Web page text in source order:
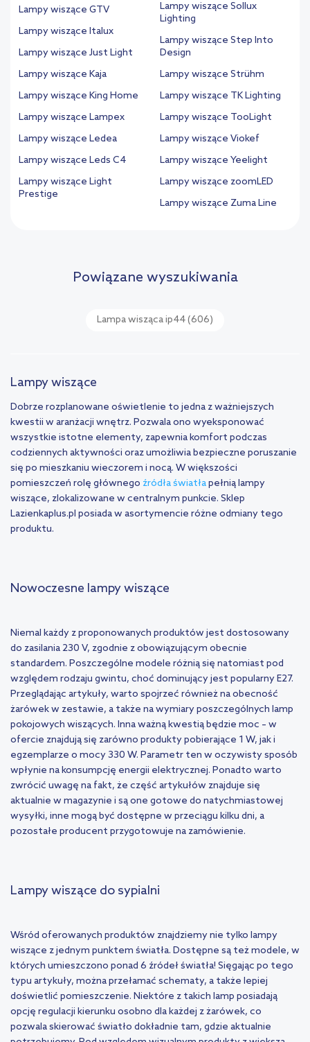
Lampy wiszące GTV
Lampy wiszące Italux
Lampy wiszące Just Light
Lampy wiszące Kaja
Lampy wiszące King Home
Lampy wiszące Lampex
Lampy wiszące Ledea
Lampy wiszące Leds C4
Lampy wiszące Light
Prestige
Lampy wiszące Sollux
Lighting
Lampy wiszące Step Into
Design
Lampy wiszące Strühm
Lampy wiszące TK Lighting
Lampy wiszące TooLight
Lampy wiszące Viokef
Lampy wiszące Yeelight
Lampy wiszące zoomLED
Lampy wiszące Zuma Line
Powiązane wyszukiwania
Lampa wisząca ip44(606)
Lampy wiszące
Dobrze rozplanowane oświetlenie to jedna z ważniejszych
kwestii w aranżacji wnętrz. Pozwala ono wyeksponować
wszystkie istotne elementy, zapewnia komfort podczas
codziennych aktywności oraz umożliwia bezpieczne poruszanie
się po mieszkaniu wieczorem i nocą. W większości
pomieszczeń rolę głównego źródła światłapełnią lampy
wiszące, zlokalizowane w centralnym punkcie. Sklep
Lazienkaplus.pl posiada w asortymencie różne odmiany tego
produktu.
Nowoczesne lampy wiszące
Niemal każdy z proponowanych produktów jest dostosowany
do zasilania 230 V, zgodnie z obowiązującym obecnie
standardem. Poszczególne modele różnią się natomiast pod
względem rodzaju gwintu, choć dominujący jest popularny E27.
Przeglądając artykuły, warto spojrzeć również na obecność
żarówek w zestawie, a także na wymiary poszczególnych lamp
pokojowych wiszących. Inna ważną kwestią będzie moc – w
ofercie znajdują się zarówno produkty pobierające 1 W, jak i
egzemplarze o mocy 330 W. Parametr ten w oczywisty sposób
wpłynie na konsumpcję energii elektrycznej. Ponadto warto
zwrócić uwagę na fakt, że część artykułów znajduje się
aktualnie w magazynie i są one gotowe do natychmiastowej
wysyłki, inne mogą być dostępne w przeciągu kilku dni, a
pozostałe producent przygotowuje na zamówienie.
Lampy wiszące do sypialni
Wśród oferowanych produktów znajdziemy nie tylko lampy
wiszące z jednym punktem światła. Dostępne są też modele, w
których umieszczono ponad 6 źródeł światła! Sięgając po tego
typu artykuły, można przełamać schematy, a także lepiej
doświetlić pomieszczenie. Niektóre z takich lamp posiadają
opcję regulacji kierunku osobno dla każdej z żarówek, co
pozwala skierować światło dokładnie tam, gdzie aktualnie